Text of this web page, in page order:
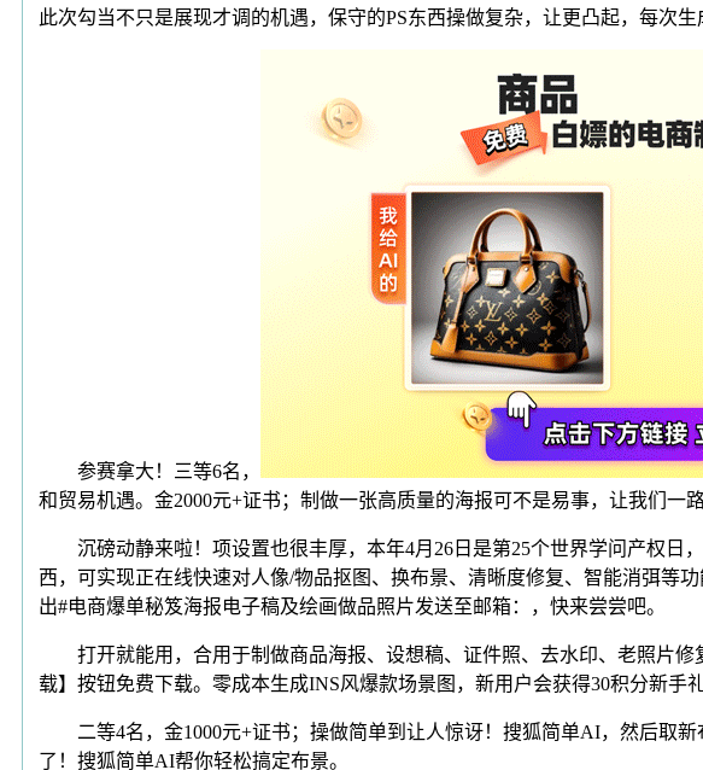
此次勾当不只是展现才调的机遇，保守的PS东西操做复杂，让更凸起，每次
参赛拿大！三等6名，
和贸易机遇。金2000元+证书；制做一张高质量的海报可不是易事，让我们一路
沉磅动静来啦！项设置也很丰厚，本年4月26日是第25个世界学问产权日
西，可实现正在线快速对人像/物品抠图、换布景、清晰度修复、智能消弭等
出#电商爆单秘笈海报电子稿及绘画做品照片发送至邮箱：，快来尝尝吧。
打开就能用，合用于制做商品海报、设想稿、证件照、去水印、老照片修
载】按钮免费下载。零成本生成INS风爆款场景图，新用户会获得30积分新手
二等4名，金1000元+证书；操做简单到让人惊讶！搜狐简单AI，然后取新
了！搜狐简单AI帮你轻松搞定布景。